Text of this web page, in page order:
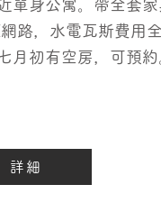
單身公寓。帶全套
路，水電瓦斯費用
月初有空房，可預約
詳細